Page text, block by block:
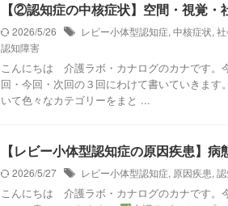
【②認知症の中核症状】空間・視覚
2026/5/26
レビー小体型認知症, 中核症状,
認知障害
こんにちは 介護ラボ・カナログのカナです。
回・今回・次回の３回にわけて書いていきます。
いて色々なカテゴリーをまと ...
【レビー小体型認知症の原因疾患】
2026/5/27
レビー小体型認知症, 原因疾患,
こんにちは 介護ラボ・カナログのカナです。